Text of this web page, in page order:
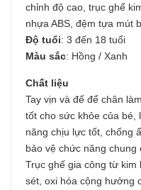
chỉnh độ cao, trục ghế
nhựa ABS, đệm tựa mút
Độ tuổi: 3 đến 18 tuổi
Màu sắc: Hồng / Xanh
Chất liệu
Tay vịn và đế để chân
tốt cho sức khỏe của bé,
năng chịu lực tốt, chống
bảo vệ chức năng chung
Trục ghế gia công từ
sét, oxi hóa cộng hưởng